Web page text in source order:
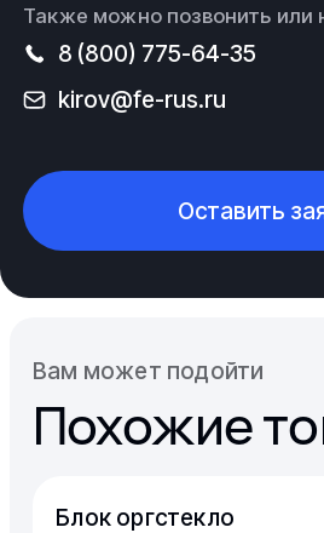
Также можно позвонить или
8 (800) 775-64-35
kirov@fe-rus.ru
Оставить
Вам может подойти
Похожие
Блок оргстекло